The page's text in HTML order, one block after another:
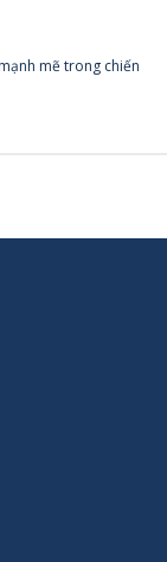
mẽ trong chiến